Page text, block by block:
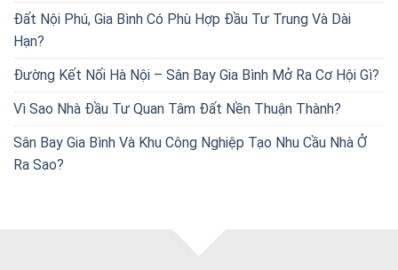
Đất Nội Phú, Gia Bình Có Phù Hợp Đầu Tư Trung Và Dài
Hạn?
Đường Kết Nối Hà Nội – Sân Bay Gia Bình Mở Ra Cơ Hội Gì?
Vì Sao Nhà Đầu Tư Quan Tâm Đất Nền Thuận Thành?
Sân Bay Gia Bình Và Khu Công Nghiệp Tạo Nhu Cầu Nhà Ở
Ra Sao?